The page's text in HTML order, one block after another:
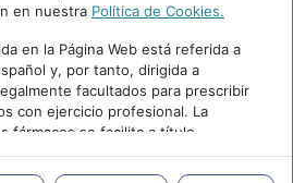
en nuestra Política de Cookies.
en la Página Web está referida a
y, por tanto, dirigida a
facultados para prescribir
con ejercicio profesional. La
fármacos se facilita a título
responsabilidad de los
medicamentos y decidir, en